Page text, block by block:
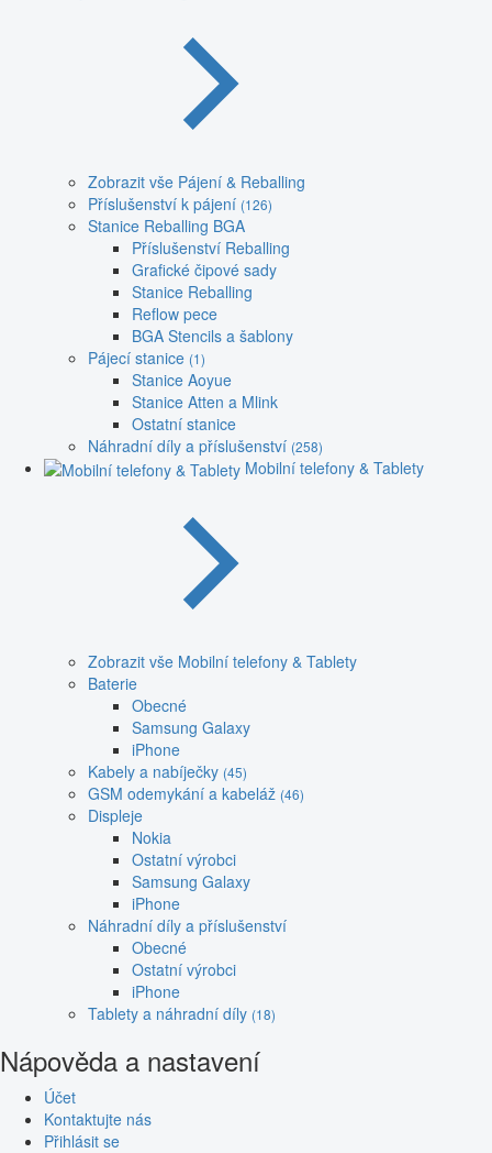
Zobrazit vše Pájení & Reballing
Příslušenství k pájení (126)
Stanice Reballing BGA
Příslušenství Reballing
Grafické čipové sady
Stanice Reballing
Reflow pece
BGA Stencils a šablony
Pájecí stanice (1)
Stanice Aoyue
Stanice Atten a Mlink
Ostatní stanice
Náhradní díly a příslušenství (258)
Mobilní telefony & Tablety
Zobrazit vše Mobilní telefony & Tablety
Baterie
Obecné
Samsung Galaxy
iPhone
Kabely a nabíječky (45)
GSM odemykání a kabeláž (46)
Displeje
Nokia
Ostatní výrobci
Samsung Galaxy
iPhone
Náhradní díly a příslušenství
Obecné
Ostatní výrobci
iPhone
Tablety a náhradní díly (18)
Nápověda a nastavení
Účet
Kontaktujte nás
Přihlásit se